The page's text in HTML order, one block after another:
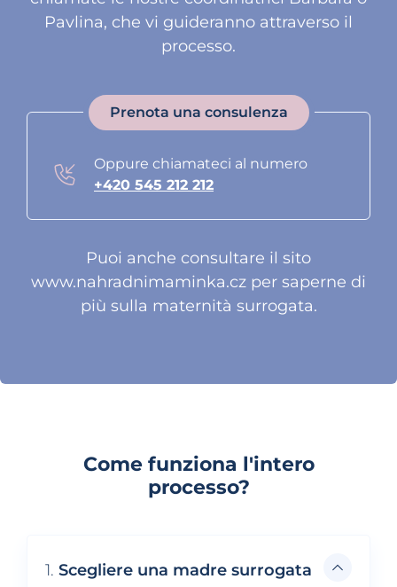
Pavlina, che vi guideranno attraverso il
processo.
Prenota una consulenza
Oppure chiamateci al numero
+420 545 212 212
Puoi anche consultare il sito
www.nahradnimaminka.cz per saperne di
più sulla maternità surrogata.
Come funziona l'intero
processo?
1. Scegliere una madre surrogata